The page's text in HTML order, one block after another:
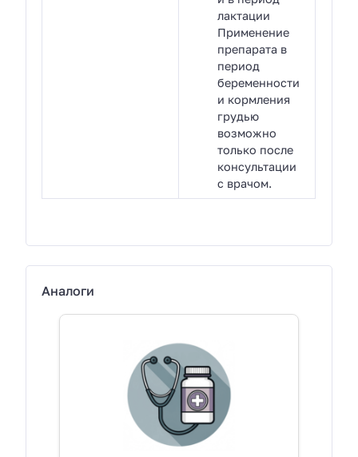
лактации
Применение
препарата в
период
беременности
и кормления
грудью
возможно
только после
консультации
с врачом.
Аналоги